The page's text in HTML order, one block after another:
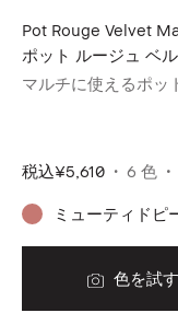
Pot Rouge Velvet
ポット ルージュ ベ
マルチに使えるポッ
税込¥5,610 6 色
ミューティドピ
色を試す